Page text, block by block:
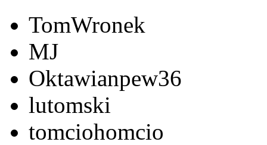
TomWronek
MJ
Oktawianpew36
lutomski
tomciohomcio